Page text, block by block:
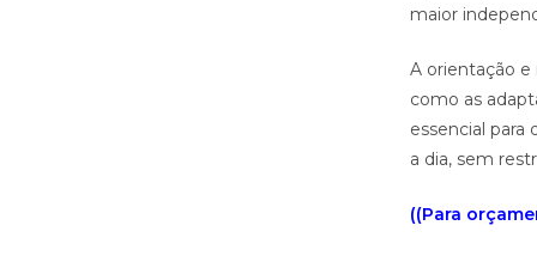
maior
A orientação e
como as
essencial para
a dia, sem
((Para